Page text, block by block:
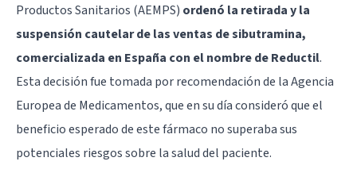
Productos Sanitarios (AEMPS) ordenó la retirada y la
suspensión cautelar de las ventas de sibutramina,
comercializada en España con el nombre de Reductil.
Esta decisión fue tomada por recomendación de la Agencia
Europea de Medicamentos, que en su día consideró que el
beneficio esperado de este fármaco no superaba sus
potenciales riesgos sobre la salud del paciente.